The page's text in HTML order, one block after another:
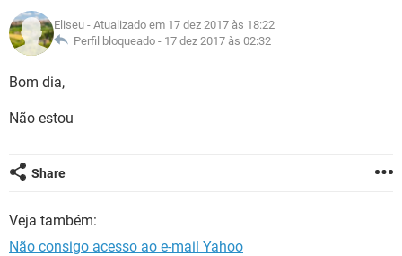
INSTAGRAM
GUIA DE COMPRAS
OUTLOOK EXCEL
INSTAGRAM
GUIA DE COMPRAS
JOGOS
CELULAR FACEBOOK
GLOSSÁRIO
JOGOS
CELULAR
OUTLOOK
GUIA DE COMPRAS
Eliseu - Atualizado em 17 dez 2017 às 18:22
Perfil bloqueado - 17 dez 2017 às 02:32
Bom dia,
Não estou
Share
Veja também:
Não consigo acesso ao e-mail Yahoo